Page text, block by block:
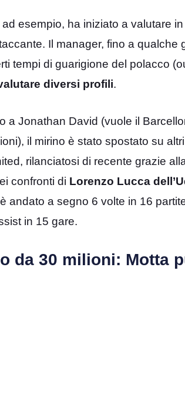
esempio, ha iniziato a valutare in
Il manager, fino a qualche
tempi di guarigione del polacco
diversi profili.
a Jonathan David (vuole il
il mirino è stato spostato su
rilanciatosi di recente grazie
confronti di Lorenzo Lucca
andato a segno 6 volte in 16
in 15 gare.
da 30 milioni: Motta